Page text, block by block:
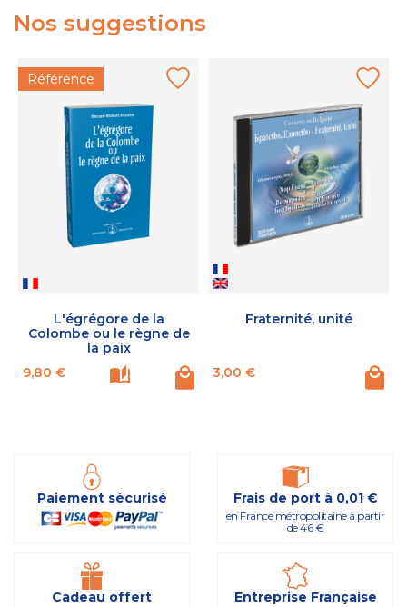
Nos suggestions
Référence
L'égrégore de la
Colombe ou le règne de
la paix
Prix
9,80 €
Fraternité, unité
Prix
3,00 €
Paiement sécurisé Frais de port à 0,01 €
en France métropolitaine à partir
de 46 €
Cadeau offert Entreprise Française